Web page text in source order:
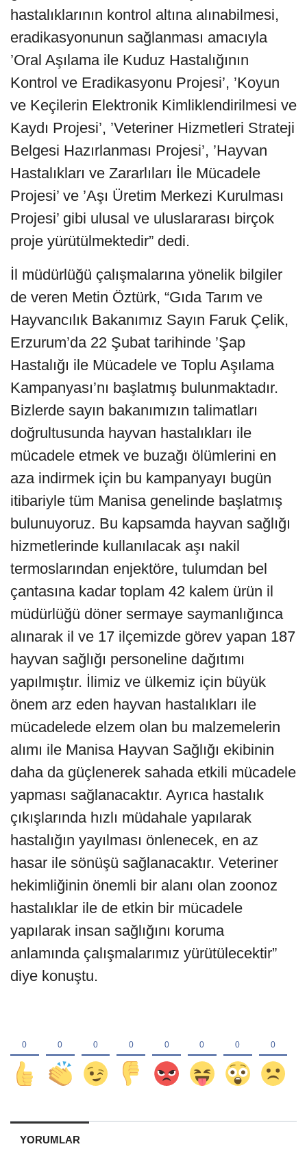
hastalıklarının kontrol altına alınabilmesi,
eradikasyonunun sağlanması amacıyla
’Oral Aşılama ile Kuduz Hastalığının
Kontrol ve Eradikasyonu Projesi’, ’Koyun
ve Keçilerin Elektronik Kimliklendirilmesi ve
Kaydı Projesi’, ’Veteriner Hizmetleri Strateji
Belgesi Hazırlanması Projesi’, ’Hayvan
Hastalıkları ve Zararlıları İle Mücadele
Projesi’ ve ’Aşı Üretim Merkezi Kurulması
Projesi’ gibi ulusal ve uluslararası birçok
proje yürütülmektedir” dedi.
İl müdürlüğü çalışmalarına yönelik bilgiler
de veren Metin Öztürk, “Gıda Tarım ve
Hayvancılık Bakanımız Sayın Faruk Çelik,
Erzurum’da 22 Şubat tarihinde ’Şap
Hastalığı ile Mücadele ve Toplu Aşılama
Kampanyası’nı başlatmış bulunmaktadır.
Bizlerde sayın bakanımızın talimatları
doğrultusunda hayvan hastalıkları ile
mücadele etmek ve buzağı ölümlerini en
aza indirmek için bu kampanyayı bugün
itibariyle tüm Manisa genelinde başlatmış
bulunuyoruz. Bu kapsamda hayvan sağlığı
hizmetlerinde kullanılacak aşı nakil
termoslarından enjektöre, tulumdan bel
çantasına kadar toplam 42 kalem ürün il
müdürlüğü döner sermaye saymanlığınca
alınarak il ve 17 ilçemizde görev yapan 187
hayvan sağlığı personeline dağıtımı
yapılmıştır. İlimiz ve ülkemiz için büyük
önem arz eden hayvan hastalıkları ile
mücadelede elzem olan bu malzemelerin
alımı ile Manisa Hayvan Sağlığı ekibinin
daha da güçlenerek sahada etkili mücadele
yapması sağlanacaktır. Ayrıca hastalık
çıkışlarında hızlı müdahale yapılarak
hastalığın yayılması önlenecek, en az
hasar ile sönüşü sağlanacaktır. Veteriner
hekimliğinin önemli bir alanı olan zoonoz
hastalıklar ile de etkin bir mücadele
yapılarak insan sağlığını koruma
anlamında çalışmalarımız yürütülecektir”
diye konuştu.
YORUMLAR